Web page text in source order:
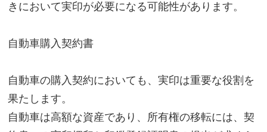
きにおいて実印が必要になる可能性があります。
自動車購入契約書
自動車の購入契約においても、実印は重要な役割を
果たします。
自動車は高額な資産であり、所有権の移転には、契